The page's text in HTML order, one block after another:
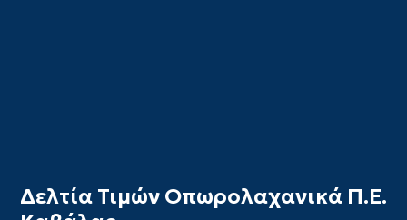
Δελτία Τιμών Οπωρολαχανικά Π.Ε.